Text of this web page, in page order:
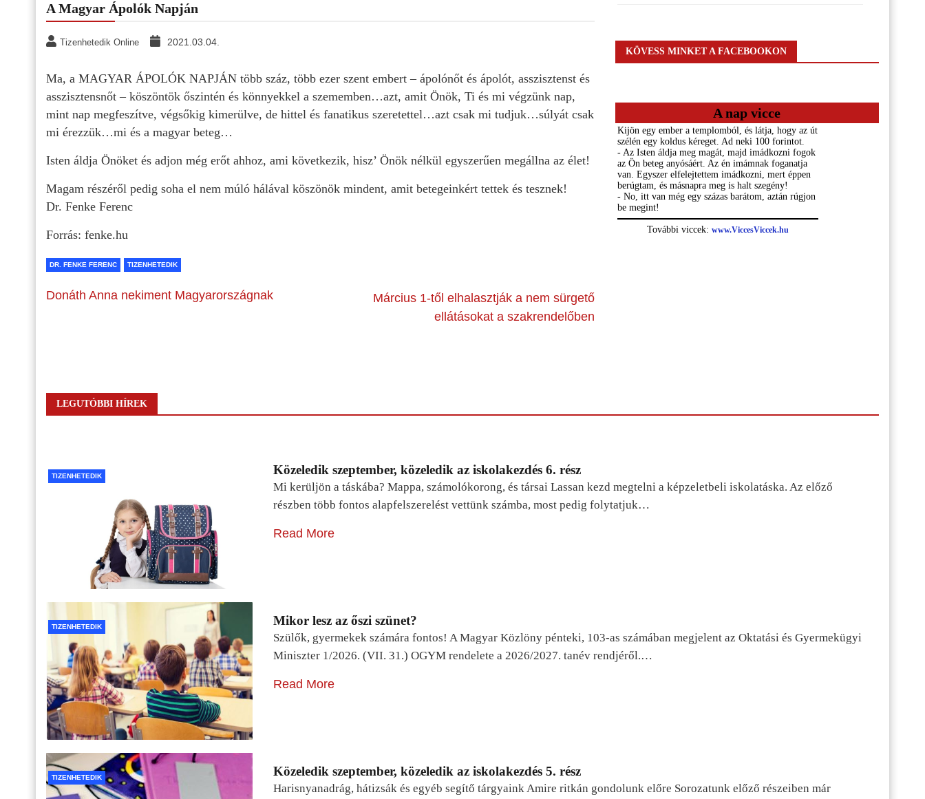
A Magyar Ápolók Napján
Tizenhetedik Online 2021.03.04.
Ma, a MAGYAR ÁPOLÓK NAPJÁN több száz, több ezer szent embert – ápolónőt és ápolót, asszisztenst és
asszisztensnőt – köszöntök őszintén és könnyekkel a szememben…azt, amit Önök, Ti és mi végzünk nap,
mint nap megfeszítve, végsőkig kimerülve, de hittel és fanatikus szeretettel…azt csak mi tudjuk…súlyát csak
mi érezzük…mi és a magyar beteg…
Isten áldja Önöket és adjon még erőt ahhoz, ami következik, hisz’ Önök nélkül egyszerűen megállna az élet!
Magam részéről pedig soha el nem múló hálával köszönök mindent, amit betegeinkért tettek és tesznek!
Dr. Fenke Ferenc
Forrás: fenke.hu
DR. FENKE FERENC TIZENHETEDIK
Donáth Anna nekiment Magyarországnak
Március 1-től elhalasztják a nem sürgető
ellátásokat a szakrendelőben
KÖVESS MINKET A FACEBOOKON
A nap vicce
LEGUTÓBBI HÍREK
TIZENHETEDIK Közeledik szeptember, közeledik az iskolakezdés 6. rész
Mi kerüljön a táskába? Mappa, számolókorong, és társai Lassan kezd megtelni a képzeletbeli iskolatáska. Az előző
részben több fontos alapfelszerelést vettünk számba, most pedig folytatjuk…
Read More
TIZENHETEDIK Mikor lesz az őszi szünet?
Szülők, gyermekek számára fontos! A Magyar Közlöny pénteki, 103-as számában megjelent az Oktatási és Gyermekügyi
Miniszter 1/2026. (VII. 31.) OGYM rendelete a 2026/2027. tanév rendjéről.…
Read More
TIZENHETEDIK Közeledik szeptember, közeledik az iskolakezdés 5. rész
Harisnyanadrág, hátizsák és egyéb segítő tárgyaink Amire ritkán gondolunk előre Sorozatunk előző részeiben már